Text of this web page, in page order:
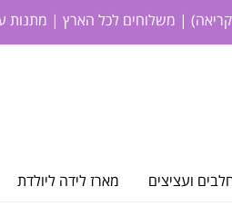
| משלוחים לכל הארץ | מתנות
ועציצים מארז לידה ליולדת